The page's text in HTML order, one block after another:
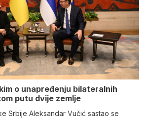
o unapređenju bilateralnih
putu dvije zemlje
Srbije Aleksandar Vučić sastao se